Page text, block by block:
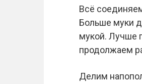
Всё
Больше муки
мукой. Лучше
продолжаем
Делим